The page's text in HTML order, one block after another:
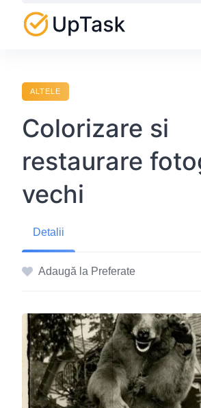
content
ALTELE
Colorizare si
restaurare
vechi
Detalii
Adaugă la Preferate